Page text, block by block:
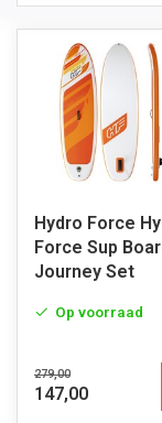
Hydro Force
Force Sup
Journey Set
Op voorraad
279,00
147,00